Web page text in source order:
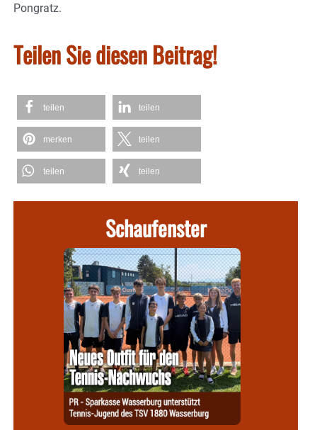
Pongratz.
Teilen Sie diesen Beitrag!
teilen teilen
merken teilen
teilen teilen
Schaufenster